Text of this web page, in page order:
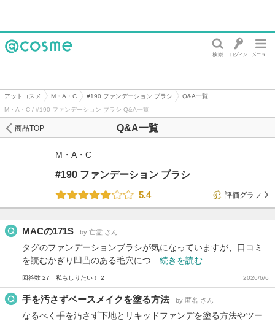
アットコスメ M・A・C #190 ファンデーション ブラシ
Q&A一覧
M・A・C / #190 ファンデーション ブラシ Q&A一覧
Q&A一覧
商品TOP
M・A・C
#190 ファンデーション ブラシ
5.4
評価グラフ
MACの171S by 亡霊 さん
タグのファンデーションブラシが気になっていますが、口コミ
を読むかぎり凹凸のある毛穴につ… 続きを読む
回答数 27 私もしりたい！ 2 2026/6/6
手を汚さずベースメイクを塗る方法 by 匿名 さん
なるべく手を汚さず下地とリキッドファンデを塗る方法やツー